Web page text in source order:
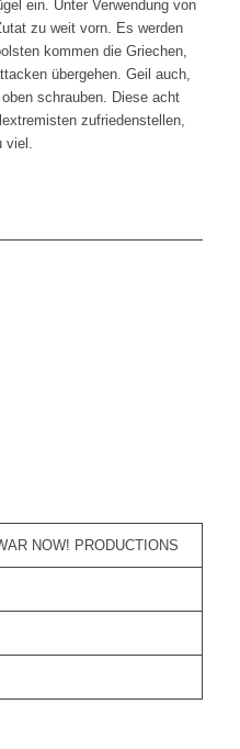
ein. Unter Verwendung von
zu weit vorn. Es werden
kommen die Griechen,
übergehen. Geil auch,
schrauben. Diese acht
zufriedenstellen,
viel.
NOW! PRODUCTIONS